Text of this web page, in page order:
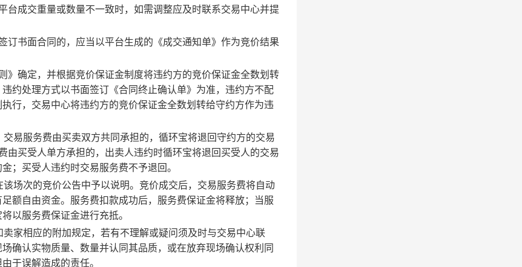
成交重量或数量不一致时，如需调整应及时联系交易中心并提
书面合同的，应当以平台生成的《成交通知单》作为竞价结果
》确定，并根据竞价保证金制度将违约方的竞价保证金全数划转
约处理方式以书面签订《合同终止确认单》为准，违约方不配
行，交易中心将违约方的竞价保证金全数划转给守约方作为违
易服务费由买卖双方共同承担的，循环宝将退回守约方的交易
由买受人单方承担的，出卖人违约时循环宝将退回买受人的交易
；买受人违约时交易服务费不予退回。
场次的竞价公告中予以说明。竞价成交后，交易服务费将自动
额自由资金。服务费扣款成功后，服务费保证金将释放；当服
以服务费保证金进行充抵。
家相应的附加规定，若有不理解或疑问须及时与交易中心联
确认实物质量、数量并认同其品质，或在放弃现场确认权利同
于误解造成的责任。